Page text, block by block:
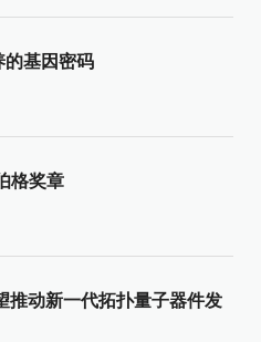
的基因密码
格奖章
推动新一代拓扑量子器件发